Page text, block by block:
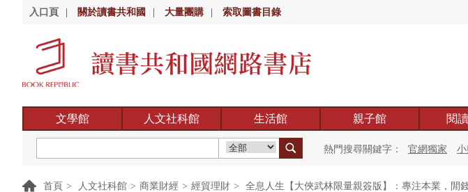
入口頁 關於讀書共和國 大量團購 索取圖書目錄
文學館 人文社科館 生活館 親子館 閱
熱門搜尋關鍵字： 官網獨家
首頁 > 人文社科館 > 商業財經 > 經貿理財 > 全息人生【大俠武林限量親簽版】：專注本業，閒